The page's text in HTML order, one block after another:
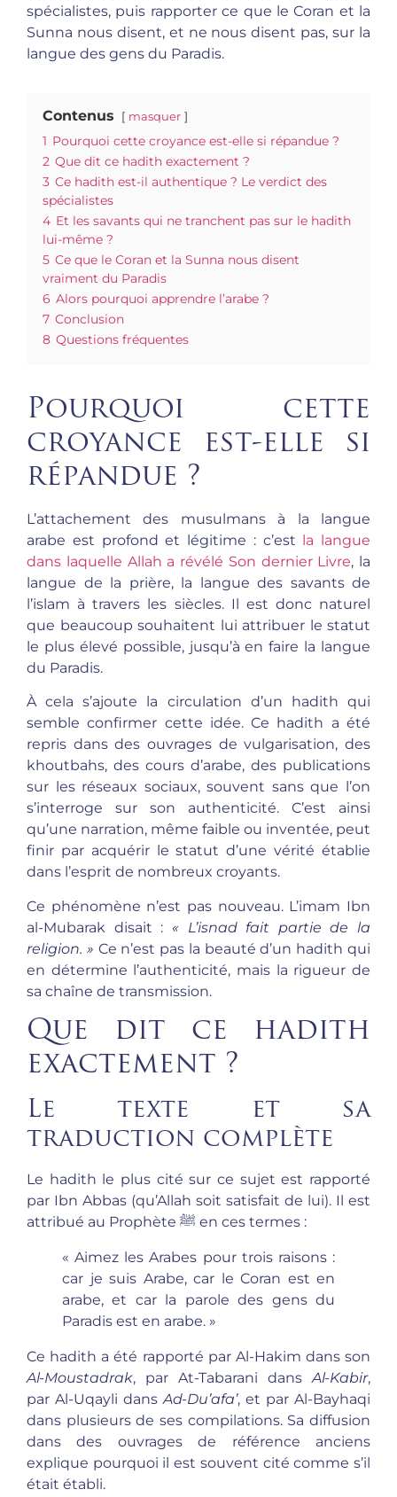
spécialistes, puis rapporter ce que le Coran et la
Sunna nous disent, et ne nous disent pas, sur la
langue des gens du Paradis.
Contenus masquer
1 Pourquoi cette croyance est-elle si répandue ?
2 Que dit ce hadith exactement ?
3 Ce hadith est-il authentique ? Le verdict des
spécialistes
4 Et les savants qui ne tranchent pas sur le hadith
lui-même ?
5 Ce que le Coran et la Sunna nous disent
vraiment du Paradis
6 Alors pourquoi apprendre l’arabe ?
7 Conclusion
8 Questions fréquentes
Pourquoi cette
croyance est-elle si
répandue ?
L’attachement des musulmans à la langue
arabe est profond et légitime : c’est la langue
dans laquelle Allah a révélé Son dernier Livre, la
langue de la prière, la langue des savants de
l’islam à travers les siècles. Il est donc naturel
que beaucoup souhaitent lui attribuer le statut
le plus élevé possible, jusqu’à en faire la langue
du Paradis.
À cela s’ajoute la circulation d’un hadith qui
semble confirmer cette idée. Ce hadith a été
repris dans des ouvrages de vulgarisation, des
khoutbahs, des cours d’arabe, des publications
sur les réseaux sociaux, souvent sans que l’on
s’interroge sur son authenticité. C’est ainsi
qu’une narration, même faible ou inventée, peut
finir par acquérir le statut d’une vérité établie
dans l’esprit de nombreux croyants.
Ce phénomène n’est pas nouveau. L’imam Ibn
al-Mubarak disait : « L’isnad fait partie de la
religion. » Ce n’est pas la beauté d’un hadith qui
en détermine l’authenticité, mais la rigueur de
sa chaîne de transmission.
Que dit ce hadith
exactement ?
Le texte et sa
traduction complète
Le hadith le plus cité sur ce sujet est rapporté
par Ibn Abbas (qu’Allah soit satisfait de lui). Il est
attribué au Prophète ﷺ en ces termes :
« Aimez les Arabes pour trois raisons :
car je suis Arabe, car le Coran est en
arabe, et car la parole des gens du
Paradis est en arabe. »
Ce hadith a été rapporté par Al-Hakim dans son
Al-Moustadrak, par At-Tabarani dansAl-Kabir,
par Al-Uqayli dansAd-Du’afa’, et par Al-Bayhaqi
dans plusieurs de ses compilations. Sa diffusion
dans des ouvrages de référence anciens
explique pourquoi il est souvent cité comme s’il
était établi.